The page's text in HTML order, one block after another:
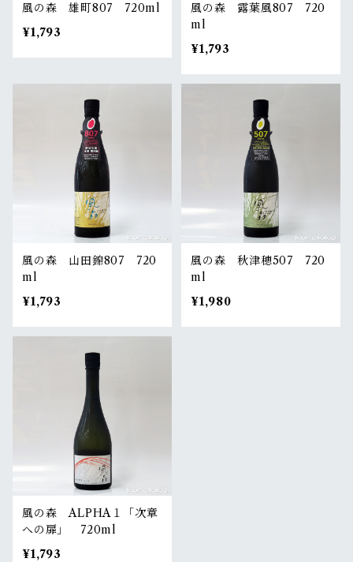
風の森 雄町807 720ml
¥1,793
風の森 露葉風807 720
ml
¥1,793
風の森 山田錦807 720
ml
¥1,793
風の森 秋津穂507 720
ml
¥1,980
風の森 ALPHA１「次章
への扉」 720ml
¥1,793